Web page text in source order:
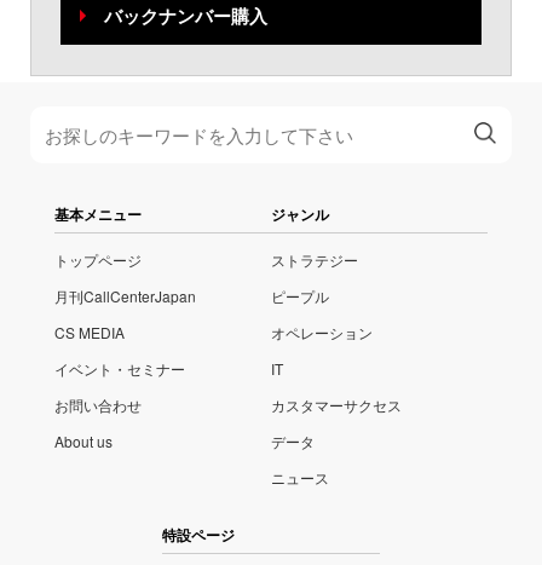
バックナンバー購入
基本メニュー
トップページ
月刊CallCenterJapan
CS MEDIA
イベント・セミナー
お問い合わせ
About us
ジャンル
ストラテジー
ピープル
オペレーション
IT
カスタマーサクセス
データ
ニュース
特設ページ